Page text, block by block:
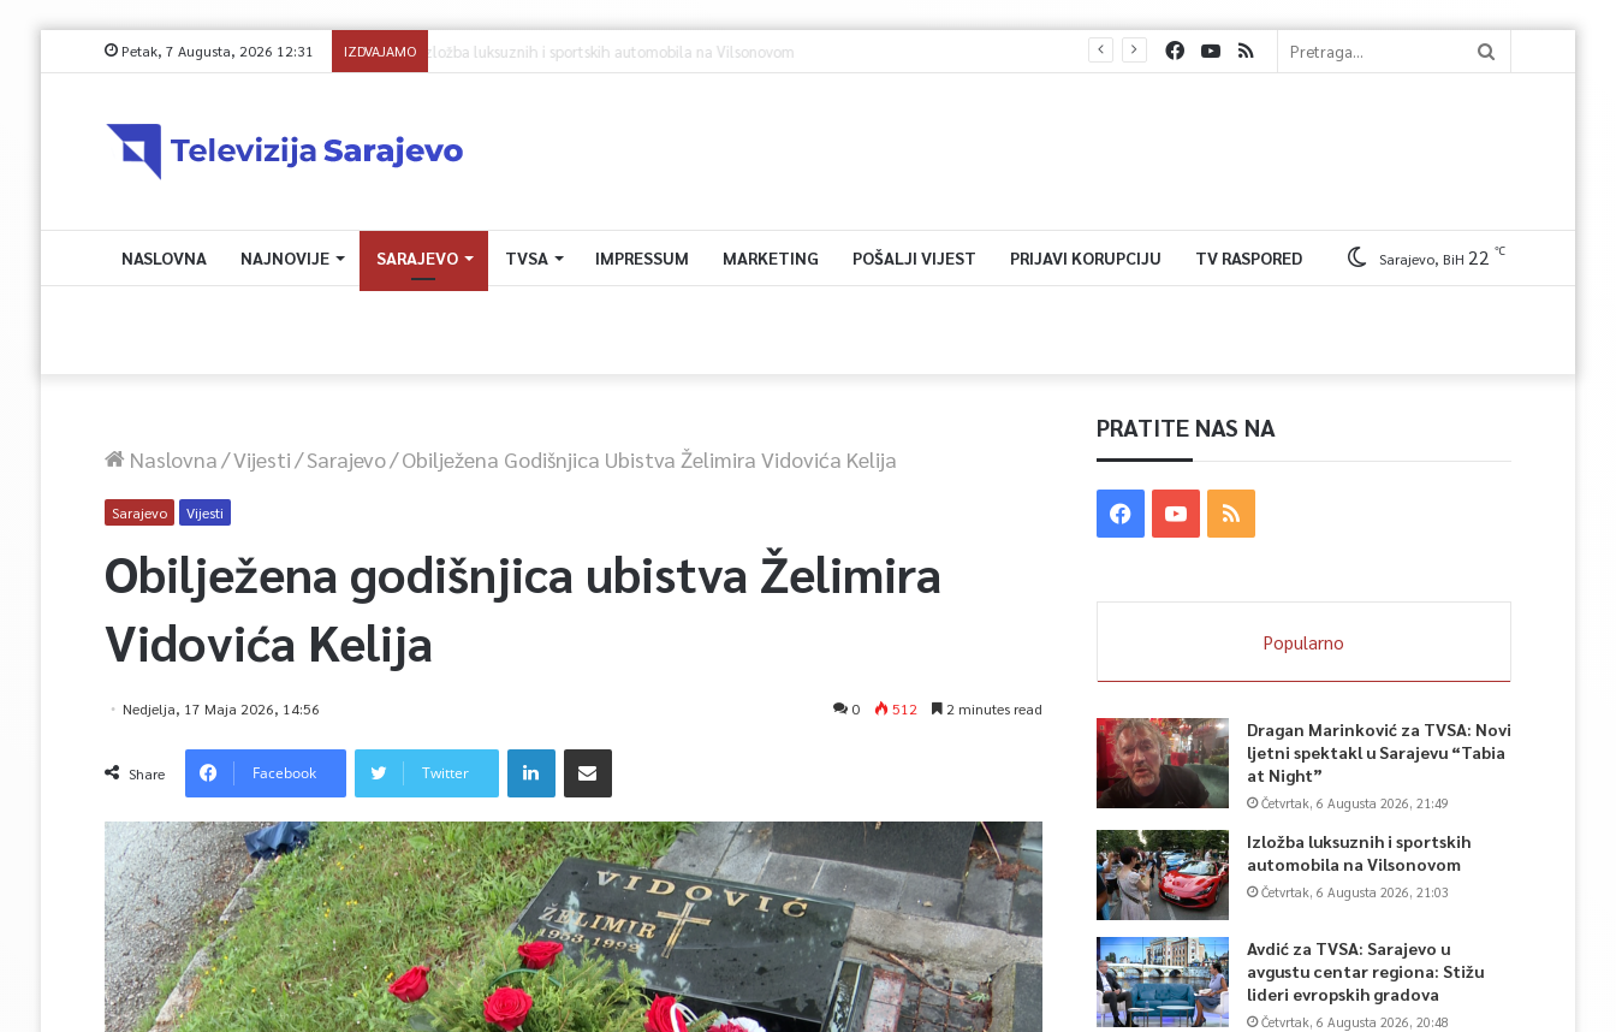
Petak, 7 Augusta, 2026 12:31 IZDVAJAMO Avdić za TVSA: Sarajevo u avgustu centar regiona: Stižu lideri evropskih gradova
NASLOVNA NAJNOVIJE SARAJEVO TVSA IMPRESSUM MARKETING POŠALJI VIJEST PRIJAVI KORUPCIJU TV RASPORED Sarajevo, BiH 22 ℃
Naslovna/Vijesti/Sarajevo/Obilježena Godišnjica Ubistva Želimira Vidovića Kelija
Sarajevo Vijesti
Obilježena godišnjica ubistva Želimira
Vidovića Kelija
Nedjelja, 17 Maja 2026, 14:56 0 512 2 minutes read
Share Facebook Twitter
PRATITE NAS NA
Popularno
Dragan Marinković za TVSA: Novi
ljetni spektakl u Sarajevu “Tabia
at Night”
Četvrtak, 6 Augusta 2026, 21:49
Izložba luksuznih i sportskih
automobila na Vilsonovom
Četvrtak, 6 Augusta 2026, 21:03
Avdić za TVSA: Sarajevo u
avgustu centar regiona: Stižu
lideri evropskih gradova
Četvrtak, 6 Augusta 2026, 20:48